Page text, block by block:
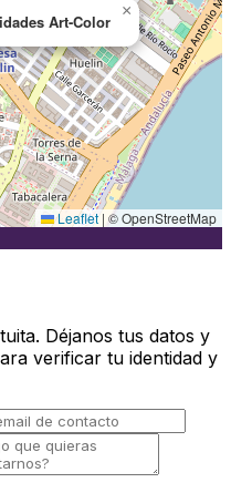
Art-Color
×
Leaflet | © OpenStreetMap
Déjanos tus datos y
verificar tu identidad y